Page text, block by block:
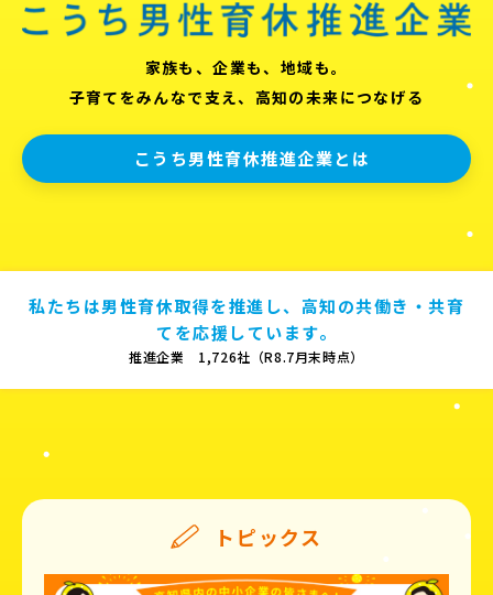
家族も、企業も、地域も。
子育てをみんなで支え、高知の未来につなげる
こうち男性育休推進企業とは
私たちは男性育休取得を推進し、高知の共働き・共育
てを応援しています。
推進企業 1,726社（R8.7月末時点）
トピックス